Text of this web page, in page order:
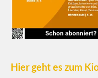
Hier geht es zum
Liebe Leserinnen